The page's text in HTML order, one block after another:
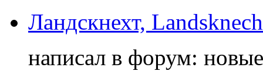
Ландскнехт,
написал в форум: